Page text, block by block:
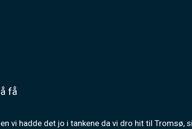
få
vi hadde det jo i tankene da vi dro hit til